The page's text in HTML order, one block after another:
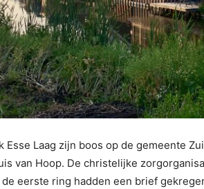
Esse Laag zijn boos op de gemeente
van Hoop. De christelijke
eerste ring hadden een brief